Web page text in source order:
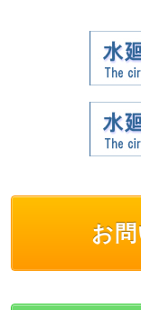
お